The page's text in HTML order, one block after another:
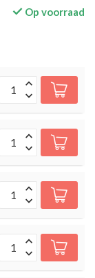
Op voorraad